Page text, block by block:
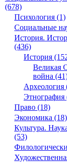
(678)
Психология (1)
Социальные
История.
(436)
История
Великая
война
Археология
Этнография
Право (18)
Экономика (18)
Культура.
(53)